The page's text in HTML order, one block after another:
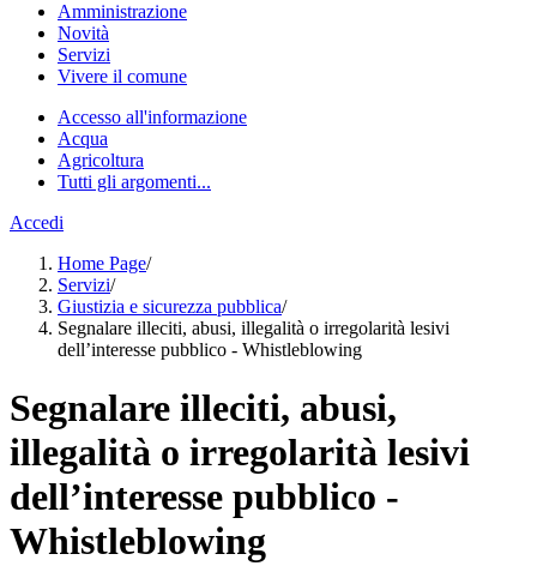
Amministrazione
Novità
Servizi
Vivere il comune
Accesso all'informazione
Acqua
Agricoltura
Tutti gli argomenti...
Accedi
Home Page/
Servizi/
Giustizia e sicurezza pubblica/
Segnalare illeciti, abusi, illegalità o irregolarità lesivi
dell’interesse pubblico - Whistleblowing
Segnalare illeciti, abusi,
illegalità o irregolarità lesivi
dell’interesse pubblico -
Whistleblowing